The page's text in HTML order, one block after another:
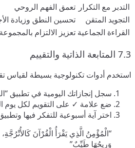
التدبر مع التكرار تعمق الفهم الروحي
التجويد المتقن
تحسين النطق وزيادة
القراءة الجماعية تعزيز الالتزام بالمجموعة
7.3 المتابعة الذاتية والتقييم
استخدم أدوات تكنولوجية بسيطة لقياس
سجل إنجازاتك اليومية في تطبيق
ضع علامة ✓ على التقويم لكل يوم
اختر آية أسبوعية للتفكر فيها
“الْمُؤْمِنُ الَّذِي يَقْرَأُ الْقُرْآنَ
وَرِيحُهَا طَيِّبٌ”